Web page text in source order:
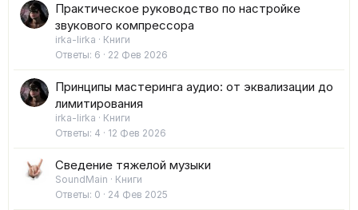
Практическое руководство по настройке
звукового компрессора
irka-lirka
Книги
Ответы 6 22 Фев 2026
Принципы мастеринга аудио: от эквализации до
лимитирования
irka-lirka
Книги
Ответы 4 12 Фев 2026
Сведение тяжелой музыки
SoundMain
Книги
Ответы 0 24 Фев 2025